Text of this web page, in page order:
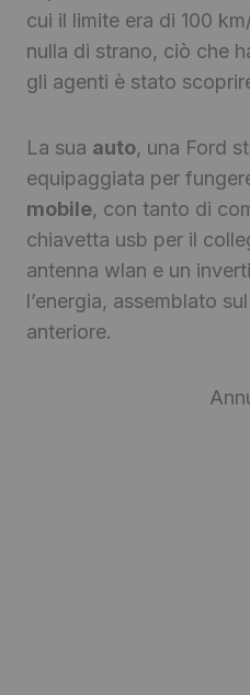
cui il limite era di 100
nulla di strano, ciò che
gli agenti è stato
La sua auto, una Ford
equipaggiata per
mobile, con tanto di
chiavetta usb per il
antenna wlan e un
l’energia, assemblato
anteriore.